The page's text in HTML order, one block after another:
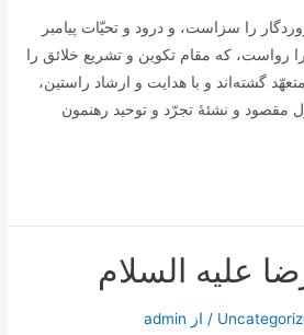
را سزاست، و درود و تحیّات پیامبر
رواست، که مقام تکوین و تشریع خلائق را
گشته‌اند و با هدایت و ارشاد راستین،
مقصود و نشئۀ تجرّد و توحید رهنمون
علیه السلام
/ از admin